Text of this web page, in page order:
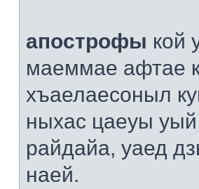
апострофы кой
маеммае афтае
хъаелаесоныл
ныхас цаеуы
райдайа, уаед
наей.